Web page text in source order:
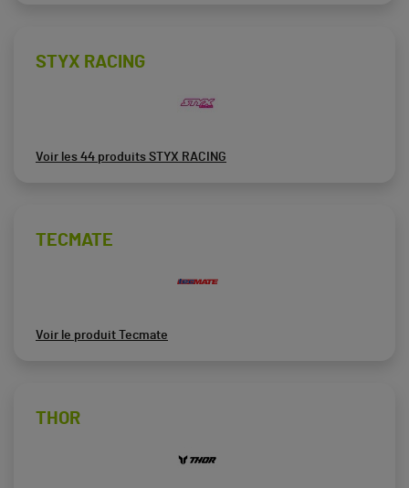
STYX RACING
Voir les 44 produits STYX RACING
TECMATE
Voir le produit Tecmate
THOR